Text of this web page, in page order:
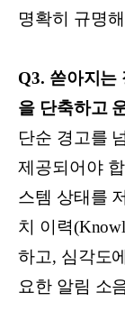
명확히 규명
Q3. 쏟아지는
을 단축하고
단순 경고를
제공되어야
스템 상태를
치 이력
하고, 심각도
요한 알림 소